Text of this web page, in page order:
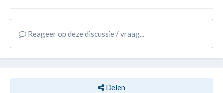
Reageer op deze discussie / vraag...
Delen